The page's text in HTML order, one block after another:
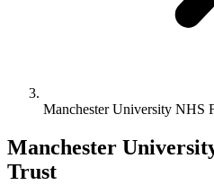
Manchester University NHS
Manchester
Trust